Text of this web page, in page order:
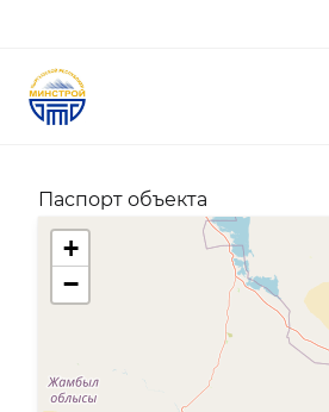
Паспорт объекта
+
−